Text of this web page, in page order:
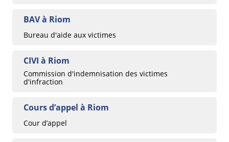
BAV à Riom
Bureau d'aide aux victimes
CIVI à Riom
Commission d'indemnisation des victimes
d'infraction
Cours d’appel à Riom
Cour d’appel